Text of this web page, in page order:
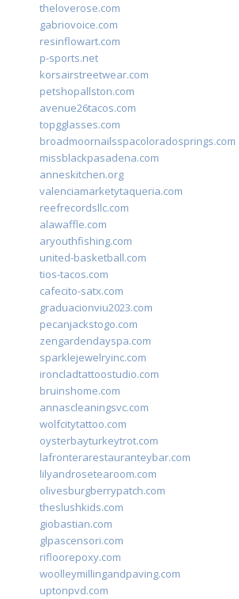
theloverose.com
gabriovoice.com
resinflowart.com
p-sports.net
korsairstreetwear.com
petshopallston.com
avenue26tacos.com
topgglasses.com
broadmoornailsspacoloradosprings.com
missblackpasadena.com
anneskitchen.org
valenciamarketytaqueria.com
reefrecordsllc.com
alawaffle.com
aryouthfishing.com
united-basketball.com
tios-tacos.com
cafecito-satx.com
graduacionviu2023.com
pecanjackstogo.com
zengardendayspa.com
sparklejewelryinc.com
ironcladtattoostudio.com
bruinshome.com
annascleaningsvc.com
wolfcitytattoo.com
oysterbayturkeytrot.com
lafronterarestauranteybar.com
lilyandrosetearoom.com
olivesburgberrypatch.com
theslushkids.com
giobastian.com
glpascensori.com
rifloorepoxy.com
woolleymillingandpaving.com
uptonpvd.com